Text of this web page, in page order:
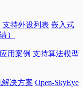
支持外设列表 嵌入式
）
用案例 支持算法模型
决方案 Open-SkyEye